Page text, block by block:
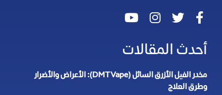
أحدث المقالات
مخدر الفيل الأزرق السائل (DMT Vape): الأعراض والأضرار
وطرق العلاج